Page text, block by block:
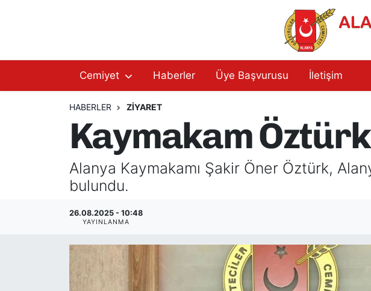
Cemiyet Haberler Üye Başvurusu İletişim
HABERLER ZIYARET
Kaymakam
Alanya Kaymakamı Şakir Öner Öztürk,
bulundu.
26.08.2025 - 10:48
YAYINLANMA
Başkanlarımız
Yönetim Kurulu
Üyelerimiz
Tüzüğümüz
AGC Hakkında
Yönetim Kurulu
Üyelerimiz
Başkanlarımız